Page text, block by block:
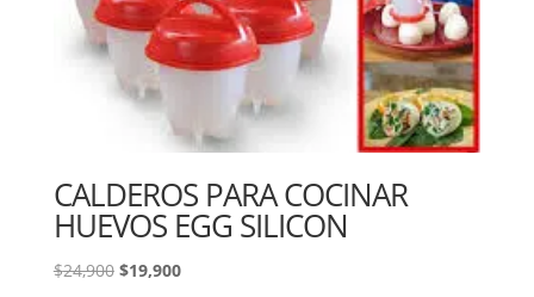
CALDEROS PARA COCINAR
HUEVOS EGG SILICON
$24,900 El
$19,900El